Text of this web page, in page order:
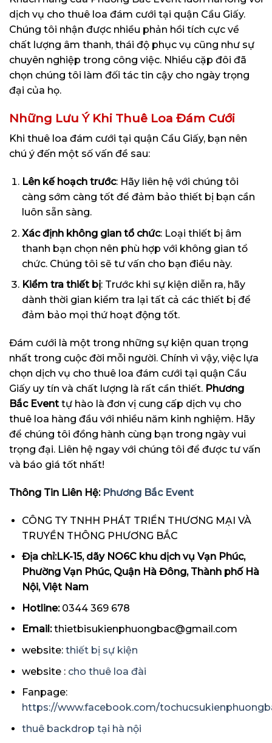
dịch vụ cho thuê loa đám cưới tại quận Cầu Giấy.
Chúng tôi nhận được nhiều phản hồi tích cực về
chất lượng âm thanh, thái độ phục vụ cũng như sự
chuyên nghiệp trong công việc. Nhiều cặp đôi đã
chọn chúng tôi làm đối tác tin cậy cho ngày trọng
đại của họ.
Những Lưu Ý Khi Thuê Loa Đám Cưới
Khi thuê loa đám cưới tại quận Cầu Giấy, bạn nên
chú ý đến một số vấn đề sau:
Lên kế hoạch trước: Hãy liên hệ với chúng tôi
càng sớm càng tốt để đảm bảo thiết bị bạn cần
luôn sẵn sàng.
Xác định không gian tổ chức: Loại thiết bị âm
thanh bạn chọn nên phù hợp với không gian tổ
chức. Chúng tôi sẽ tư vấn cho bạn điều này.
Kiểm tra thiết bị: Trước khi sự kiện diễn ra, hãy
dành thời gian kiểm tra lại tất cả các thiết bị để
đảm bảo mọi thứ hoạt động tốt.
Đám cưới là một trong những sự kiện quan trọng
nhất trong cuộc đời mỗi người. Chính vì vậy, việc lựa
chọn dịch vụ cho thuê loa đám cưới tại quận Cầu
Giấy uy tín và chất lượng là rất cần thiết. Phương
Bắc Event tự hào là đơn vị cung cấp dịch vụ cho
thuê loa hàng đầu với nhiều năm kinh nghiệm. Hãy
để chúng tôi đồng hành cùng bạn trong ngày vui
trọng đại. Liên hệ ngay với chúng tôi để được tư vấn
và báo giá tốt nhất!
Thông Tin Liên Hệ: Phương Bắc Event
CÔNG TY TNHH PHÁT TRIỂN THƯƠNG MẠI VÀ
TRUYỀN THÔNG PHƯƠNG BẮC
Địa chỉ:LK-15, dãy NO6C khu dịch vụ Vạn Phúc,
Phường Vạn Phúc, Quận Hà Đông, Thành phố Hà
Nội, Việt Nam
Hotline:0344 369 678
Email:thietbisukienphuongbac@gmail.com
website:thiết bị sự kiện
website : cho thuê loa đài
Fanpage:
https://www.facebook.com/
thuê backdrop tại hà nội